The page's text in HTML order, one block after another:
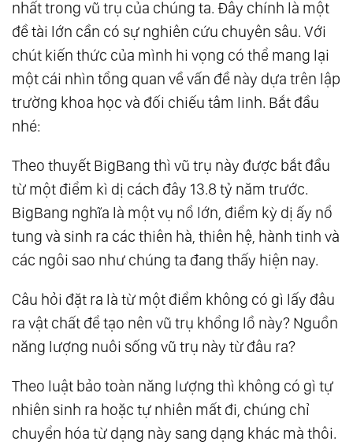
17. Thiên Đường Và Địa Ngục
18.Thượng Đế Và Quỷ Satan
19.Hành Trình Của Linh Hồn
20.Yêu Thương Vô Điều Kiện Và Yêu Thương
Trong Minh Triết
22.Có Trí Tuệ “Ta” Sẽ Cứu Được “Mình”
23.Tiến Nhập Đại Kỷ Nguyên
24.Vượt Qua Nhị Nguyên, Bước Vào Tam
Nguyên - Con Đường Trung Đạo
25. Tam Nguyên: Nguyên Lý Vận Hành Bộ
Máy Thiên Cơ
26.Tam Nguyên: Não Lượng Tử - Nơi Khởi
Nguồn Trí Tuệ
27. Tam Nguyên: Tim Lượng Tử - Nơi Tình Yêu
Bắt Đầu
28.Tam Nguyên: Ý Thức - Nhận Thức - Niềm
nhất trong vũ trụ của chúng ta. Đây chính là một
đề tài lớn cần có sự nghiên cứu chuyên sâu. Với
chút kiến thức của mình hi vọng có thể mang lại
một cái nhìn tổng quan về vấn đề này dựa trên lập
trường khoa học và đối chiếu tâm linh. Bắt đầu
nhé:
Theo thuyết BigBang thì vũ trụ này được bắt đầu
từ một điểm kì dị cách đây 13.8 tỷ năm trước.
BigBang nghĩa là một vụ nổ lớn, điểm kỳ dị ấy nổ
tung và sinh ra các thiên hà, thiên hệ, hành tinh và
các ngôi sao như chúng ta đang thấy hiện nay.
Câu hỏi đặt ra là từ một điểm không có gì lấy đâu
ra vật chất để tạo nên vũ trụ khổng lồ này? Nguồn
năng lượng nuôi sống vũ trụ này từ đâu ra?
Theo luật bảo toàn năng lượng thì không có gì tự
nhiên sinh ra hoặc tự nhiên mất đi, chúng chỉ
chuyển hóa từ dạng này sang dạng khác mà thôi.